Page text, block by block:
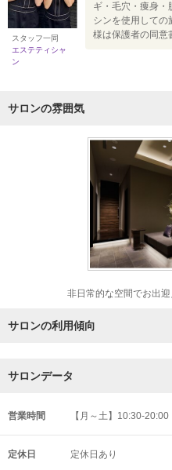
スタッフ一同
エステティシャ
ン
ギ・毛穴・痩身
シンを使用して
様は保護者の同意
サロンの雰囲気
非日常的な空間でお出迎
サロンの利用傾向
サロンデータ
営業時間 【月～土】10:30-
定休日 定休日あり